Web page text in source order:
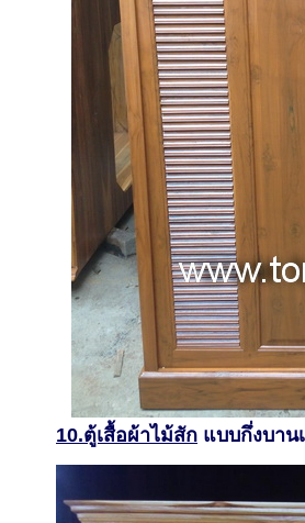
10.ตู้เสื้อผ้าไม้สัก แบบกึ่งบาน